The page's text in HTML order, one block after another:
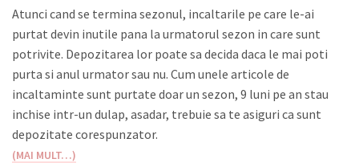
Atunci cand se termina sezonul, incaltarile pe care le-ai
purtat devin inutile pana la urmatorul sezon in care sunt
potrivite. Depozitarea lor poate sa decida daca le mai poti
purta si anul urmator sau nu. Cum unele articole de
incaltaminte sunt purtate doar un sezon, 9 luni pe an stau
inchise intr-un dulap, asadar, trebuie sa te asiguri ca sunt
depozitate corespunzator.
(MAI MULT…)